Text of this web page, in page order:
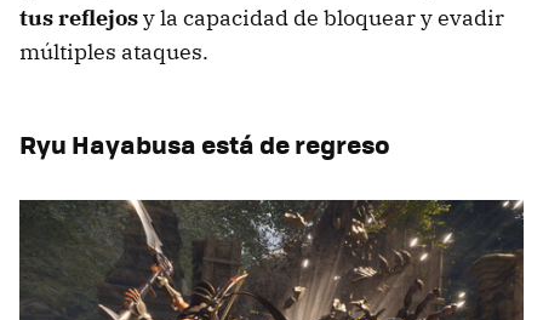
tus reflejosy la capacidad de bloquear y evadir
múltiples ataques.
Ryu Hayabusa está de regreso